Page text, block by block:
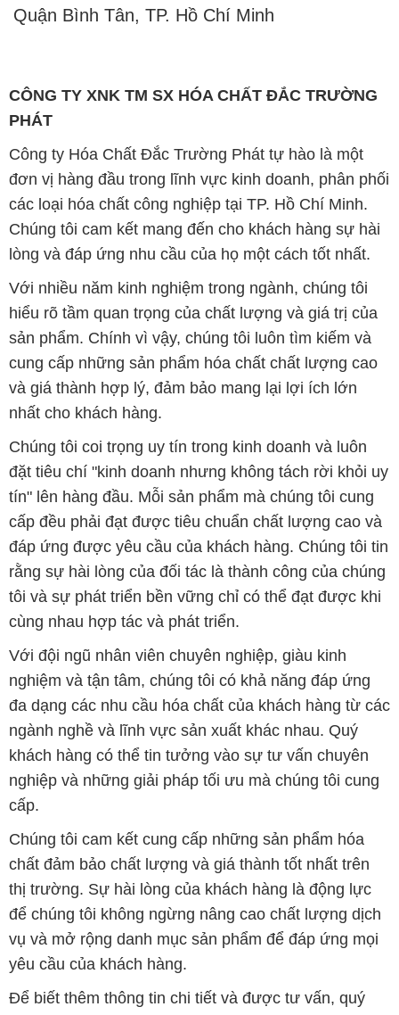
Quận Bình Tân, TP. Hồ Chí Minh
CÔNG TY XNK TM SX HÓA CHẤT ĐẮC TRƯỜNG
PHÁT
Công ty Hóa Chất Đắc Trường Phát tự hào là một
đơn vị hàng đầu trong lĩnh vực kinh doanh, phân phối
các loại hóa chất công nghiệp tại TP. Hồ Chí Minh.
Chúng tôi cam kết mang đến cho khách hàng sự hài
lòng và đáp ứng nhu cầu của họ một cách tốt nhất.
Với nhiều năm kinh nghiệm trong ngành, chúng tôi
hiểu rõ tầm quan trọng của chất lượng và giá trị của
sản phẩm. Chính vì vậy, chúng tôi luôn tìm kiếm và
cung cấp những sản phẩm hóa chất chất lượng cao
và giá thành hợp lý, đảm bảo mang lại lợi ích lớn
nhất cho khách hàng.
Chúng tôi coi trọng uy tín trong kinh doanh và luôn
đặt tiêu chí "kinh doanh nhưng không tách rời khỏi uy
tín" lên hàng đầu. Mỗi sản phẩm mà chúng tôi cung
cấp đều phải đạt được tiêu chuẩn chất lượng cao và
đáp ứng được yêu cầu của khách hàng. Chúng tôi tin
rằng sự hài lòng của đối tác là thành công của chúng
tôi và sự phát triển bền vững chỉ có thể đạt được khi
cùng nhau hợp tác và phát triển.
Với đội ngũ nhân viên chuyên nghiệp, giàu kinh
nghiệm và tận tâm, chúng tôi có khả năng đáp ứng
đa dạng các nhu cầu hóa chất của khách hàng từ các
ngành nghề và lĩnh vực sản xuất khác nhau. Quý
khách hàng có thể tin tưởng vào sự tư vấn chuyên
nghiệp và những giải pháp tối ưu mà chúng tôi cung
cấp.
Chúng tôi cam kết cung cấp những sản phẩm hóa
chất đảm bảo chất lượng và giá thành tốt nhất trên
thị trường. Sự hài lòng của khách hàng là động lực
để chúng tôi không ngừng nâng cao chất lượng dịch
vụ và mở rộng danh mục sản phẩm để đáp ứng mọi
yêu cầu của khách hàng.
Để biết thêm thông tin chi tiết và được tư vấn, quý